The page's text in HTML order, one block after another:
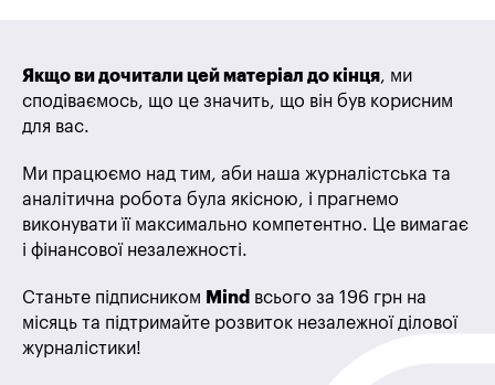
Якщо ви дочитали цей матеріал до кінця, ми
сподіваємось, що це значить, що він був корисним
для вас.
Ми працюємо над тим, аби наша журналістська та
аналітична робота була якісною, і прагнемо
виконувати її максимально компетентно. Це вимагає
і фінансової незалежності.
Станьте підписником Mind всього за 196 грн на
місяць та підтримайте розвиток незалежної ділової
журналістики!